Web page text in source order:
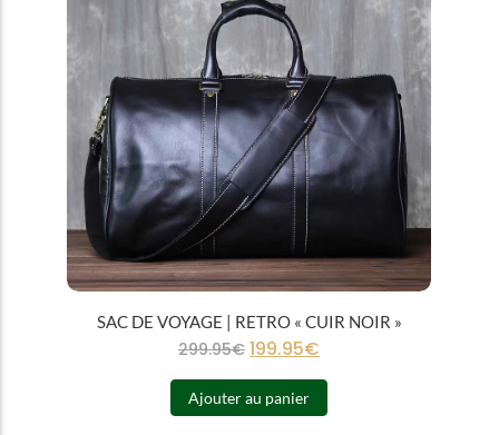
SAC DE VOYAGE | RETRO « CUIR NOIR »
299.95€ 199.95€
Ajouter au panier